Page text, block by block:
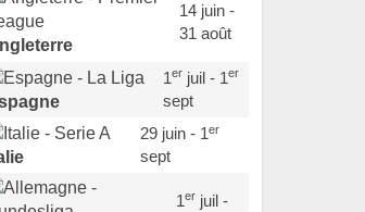
14 juin -
31 août
1erjuil - 1er
sept
29 juin - 1er
sept
1erjuil -